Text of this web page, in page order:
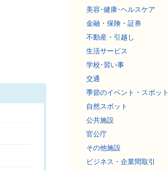
美容･健康･ヘルスケア
金融・保険・証券
不動産・引越し
生活サービス
学校･習い事
交通
季節のイベント・スポット
自然スポット
公共施設
官公庁
その他施設
ビジネス・企業間取引